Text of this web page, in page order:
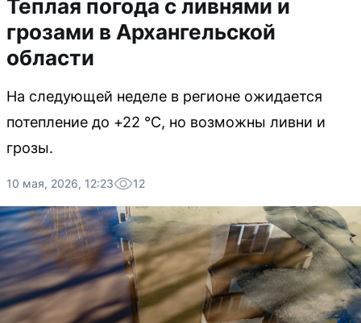
Теплая погода с ливнями и
грозами в Архангельской
области
На следующей неделе в регионе ожидается
потепление до +22 °C, но возможны ливни и
грозы.
10 мая, 2026, 12:23 12